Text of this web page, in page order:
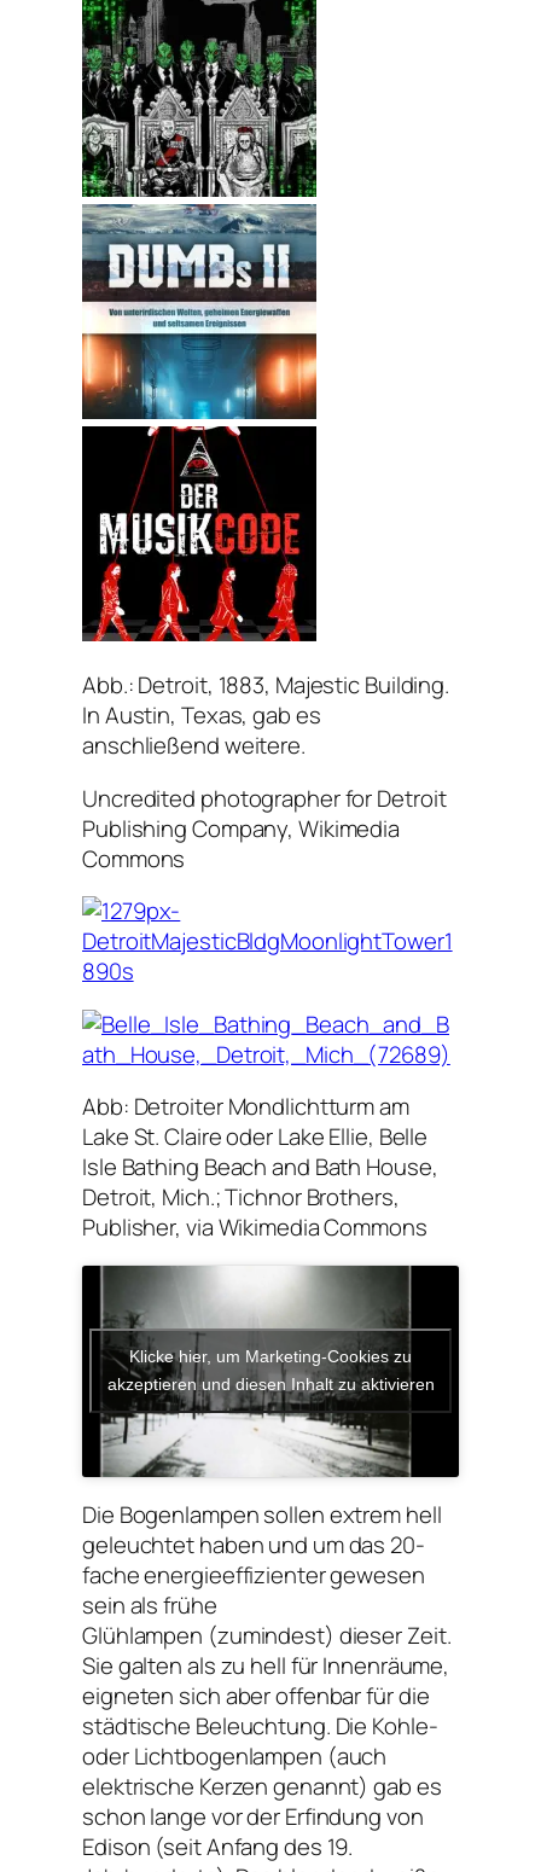
Abb.: Detroit, 1883, Majestic Building.
In Austin, Texas, gab es
anschließend weitere.
Uncredited photographer for Detroit
Publishing Company, Wikimedia
Commons
Abb: Detroiter Mondlichtturm am
Lake St. Claire oder Lake Ellie, Belle
Isle Bathing Beach and Bath House,
Detroit, Mich.; Tichnor Brothers,
Publisher, via Wikimedia Commons
Klicke hier, um Marketing-Cookies zu
akzeptieren und diesen Inhalt zu aktivieren
Die Bogenlampen sollen extrem hell
geleuchtet haben und um das 20-
fache energieeffizienter gewesen
sein als frühe
Glühlampen (zumindest) dieser Zeit.
Sie galten als zu hell für Innenräume,
eigneten sich aber offenbar für die
städtische Beleuchtung. Die Kohle-
oder Lichtbogenlampen (auch
elektrische Kerzen genannt) gab es
schon lange vor der Erfindung von
Edison (seit Anfang des 19.